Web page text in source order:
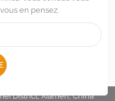
en pensez.
District, Xiamen, China